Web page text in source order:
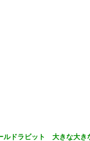
ルドラビット 大きな大